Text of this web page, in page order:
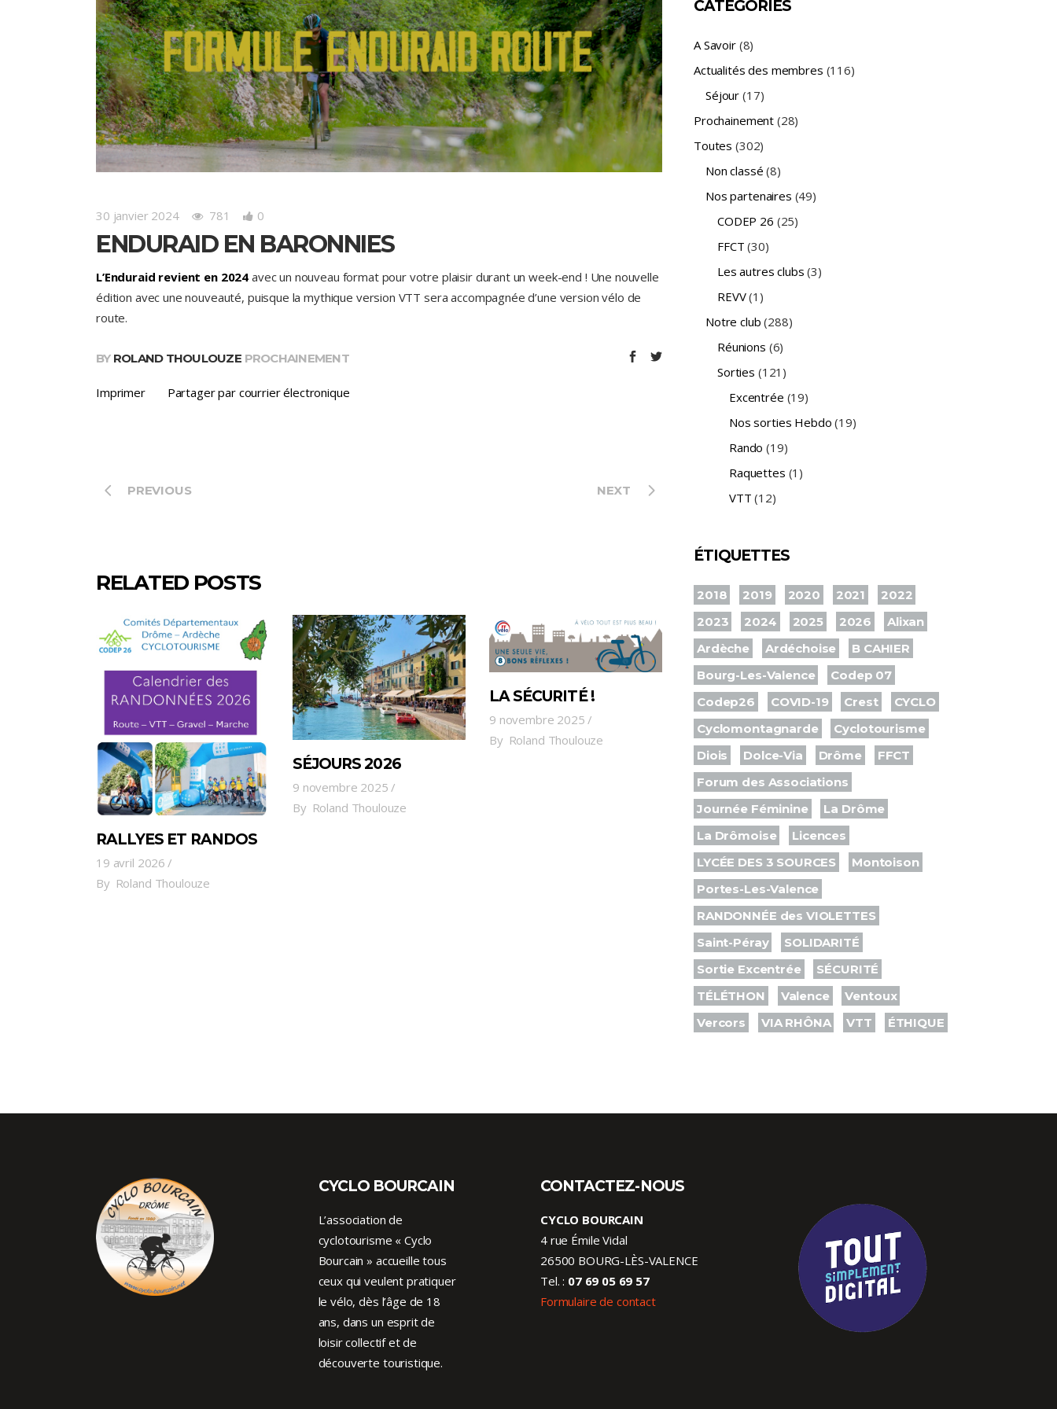
30 janvier 2024 781 0
ENDURAID EN BARONNIES
L’Enduraid revient en 2024 avec un nouveau format pour votre plaisir durant un week-end ! Une nouvelle
édition avec une nouveauté, puisque la mythique version VTT sera accompagnée d’une version vélo de
route.
BY ROLAND THOULOUZE PROCHAINEMENT
Imprimer Partager par courrier électronique
PREVIOUS NEXT
RELATED POSTS
RALLYES ET RANDOS
19 avril 2026
By Roland Thoulouze
SÉJOURS 2026
9 novembre 2025
By Roland Thoulouze
LA SÉCURITÉ !
9 novembre 2025
By Roland Thoulouze
CATÉGORIES
A Savoir(8)
Actualités des membres (116)
Séjour (17)
Prochainement (28)
Toutes (302)
Non classé (8)
Nos partenaires (49)
CODEP 26 (25)
FFCT (30)
Les autres clubs (3)
REVV(1)
Notre club (288)
Réunions (6)
Sorties (121)
Excentrée (19)
Nos sorties Hebdo (19)
Rando (19)
Raquettes (1)
VTT (12)
ÉTIQUETTES
2018 2019 2020 2021
2022
2023
2024 2025 2026
Alixan
Ardèche
Ardéchoise
B CAHIER
Bourg-Les-Valence
Codep 07
Codep26
COVID-19 Crest
CYCLO
Cyclomontagnarde
Cyclotourisme
Diois
Dolce-Via Drôme
FFCT
Forum des Associations
Journée Féminine
La Drôme
La Drômoise
Licences
LYCÉE DES 3 SOURCES
Montoison
Portes-Les-Valence
RANDONNÉE des VIOLETTES
Saint-Péray
SOLIDARITÉ
Sortie Excentrée
SÉCURITÉ
TÉLÉTHON
Valence
Ventoux
Vercors
VIA RHÔNA VTT ÉTHIQUE
CYCLO BOURCAIN
L’association de
cyclotourisme « Cyclo
Bourcain » accueille tous
ceux qui veulent pratiquer
le vélo, dès l’âge de 18
ans, dans un esprit de
loisir collectif et de
découverte touristique.
CONTACTEZ-NOUS
CYCLO BOURCAIN
4 rue Émile Vidal
26500 BOURG-LÈS-VALENCE
Tel. : 07 69 05 69 57
Formulaire de contact